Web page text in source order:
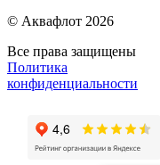
© Аквафлот 2026
Все права защищены
Политика
конфиденциальности